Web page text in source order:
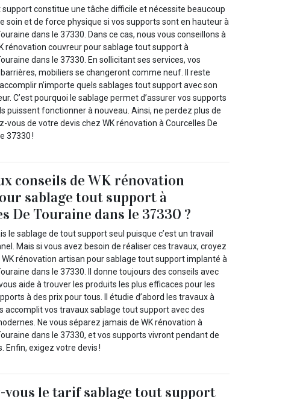
support constitue une tâche difficile et nécessite beaucoup
soin et de force physique si vos supports sont en hauteur à
dans le 37330. Dans ce cas, nous vous conseillons à
rénovation couvreur pour sablage tout support à
dans le 37330. En sollicitant ses services, vos
barrières, mobiliers se changeront comme neuf. Il reste
n’importe quels sablages tout support avec son
C’est pourquoi le sablage permet d’assurer vos supports
puissent fonctionner à nouveau. Ainsi, ne perdez plus de
vous de votre devis chez WK rénovation à Courcelles De
37330 !
conseils de WK rénovation
sablage tout support à
De Touraine dans le 37330 ?
le sablage de tout support seul puisque c’est un travail
Mais si vous avez besoin de réaliser ces travaux, croyez
WK rénovation artisan pour sablage tout support implanté à
dans le 37330. Il donne toujours des conseils avec
aide à trouver les produits les plus efficaces pour les
à des prix pour tous. Il étudie d’abord les travaux à
accomplit vos travaux sablage tout support avec des
Ne vous séparez jamais de WK rénovation à
dans le 37330, et vos supports vivront pendant de
Enfin, exigez votre devis !
vous le tarif sablage tout support